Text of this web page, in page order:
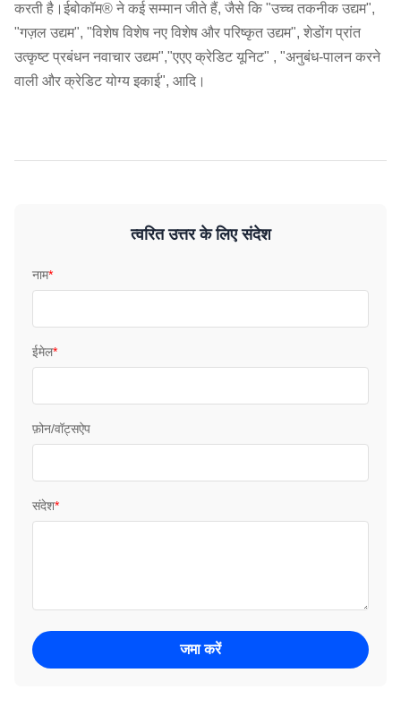
करती है।ईबोकॉम® ने कई सम्मान जीते हैं, जैसे कि "उच्च तकनीक उद्यम",
"गज़ल उद्यम", "विशेष विशेष नए विशेष और परिष्कृत उद्यम", शेडोंग प्रांत
उत्कृष्ट प्रबंधन नवाचार उद्यम","एएए क्रेडिट यूनिट" , "अनुबंध-पालन करने
वाली और क्रेडिट योग्य इकाई", आदि।
त्वरित उत्तर के लिए संदेश
नाम*
ईमेल*
फ़ोन/वॉट्सऐप
संदेश*
जमा करें